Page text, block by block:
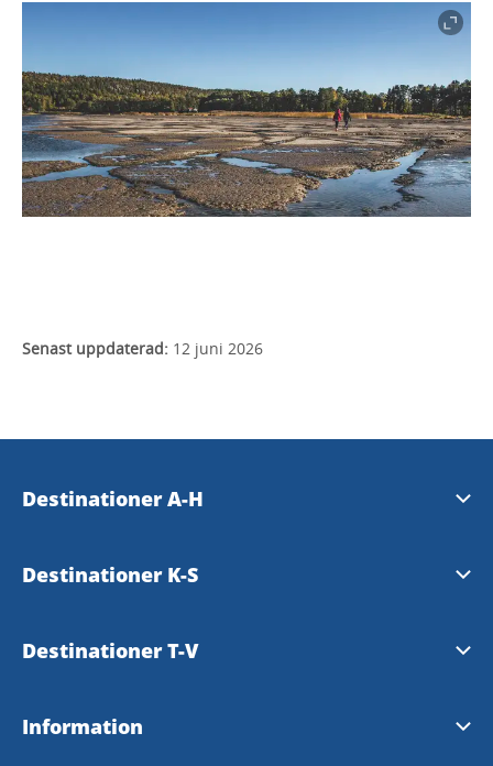
Senast uppdaterad: 12 juni 2026
Destinationer A-H
Essunga
Gullspång
Destinationer K-S
Karlsborg
Destinationer T-V
Tibro
Information